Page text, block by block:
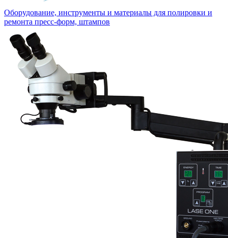
Оборудование, инструменты и материалы для полировки и
ремонта пресс-форм, штампов